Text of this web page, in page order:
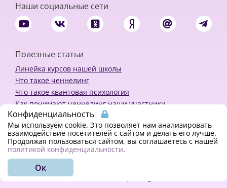
Наши социальные сети
Полезные статьи
Линейка курсов нашей школы
Что такое ченнелинг
Что такое квантовая психология
Как понимают ченнелинг наши участники
Политика конфиденциальности
Закажи ченнелинг
© 2018 - 2023 Kvreal2018 | All rights reserved.
Конфиденциальность
Мы используем cookie. Это позволяет нам анализировать
взаимодействие посетителей с сайтом и делать его лучше.
Продолжая пользоваться сайтом, вы соглашаетесь с нашей
политикой конфиденциальности.
Ок